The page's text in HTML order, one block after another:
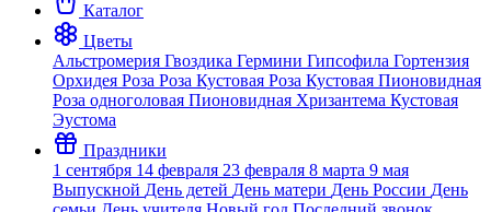
Каталог
Цветы
Альстромерия Гвоздика Гермини Гипсофила Гортензия
Орхидея Роза Роза Кустовая Роза Кустовая Пионовидная
Роза одноголовая Пионовидная Хризантема Кустовая
Эустома
Праздники
1 сентября 14 февраля 23 февраля 8 марта 9 мая
Выпускной День детей День матери День России День